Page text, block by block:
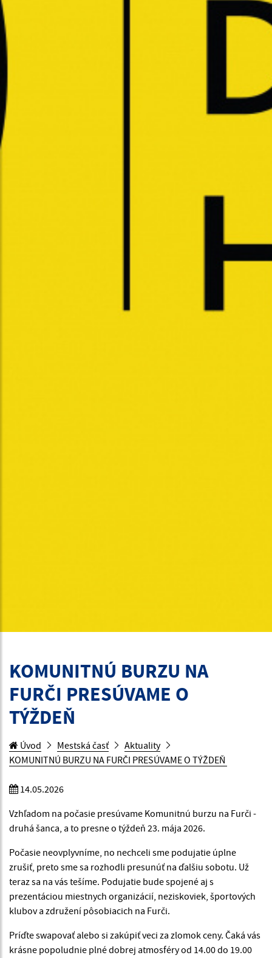
KOMUNITNÚ BURZU NA
FURČI PRESÚVAME O
TÝŽDEŇ
Úvod Mestská časť
Aktuality
KOMUNITNÚ BURZU NA FURČI PRESÚVAME O TÝŽDEŇ
14.05.2026
Vzhľadom na počasie presúvame Komunitnú burzu na Furči -
druhá šanca, a to presne o týždeň 23. mája 2026.
Počasie neovplyvníme, no nechceli sme podujatie úplne
zrušiť, preto sme sa rozhodli presunúť na ďalšiu sobotu. Už
teraz sa na vás tešíme. Podujatie bude spojené aj s
prezentáciou miestnych organizácií, neziskoviek, športových
klubov a združení pôsobiacich na Furči.
Príďte swapovať alebo si zakúpiť veci za zlomok ceny. Čaká vás
krásne popoludnie plné dobrej atmosféry od 14.00 do 19.00